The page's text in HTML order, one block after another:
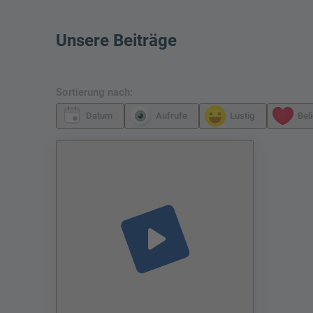
Unsere Beiträge
Sortierung nach:
Datum Aufrufe Lustig
play_arrow